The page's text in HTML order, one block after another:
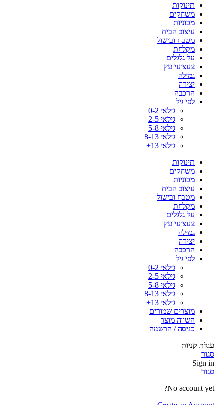
תינוקות
משחקים
מכוניות
עיצוב הבית
מטבח ובישול
מקלחת
על גלגלים
צעצועי עץ
גמילה
יצירה
הרכבה
לפי גיל
גילאי 0-2
גילאי 2-5
גילאי 5-8
גילאי 8-13
גילאי 13+
תינוקות
משחקים
מכוניות
עיצוב הבית
מטבח ובישול
מקלחת
על גלגלים
צעצועי עץ
גמילה
יצירה
הרכבה
לפי גיל
גילאי 0-2
גילאי 2-5
גילאי 5-8
גילאי 8-13
גילאי 13+
מוצרים שמורים
השווה מוצר
כניסה / הרשמה
עגלת קניות
סגור
Sign in
סגור
No account yet?